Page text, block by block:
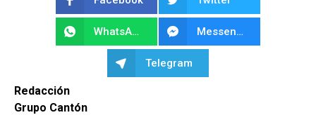
WhatsApp Messenger
Telegram
Redacción
Grupo Cantón